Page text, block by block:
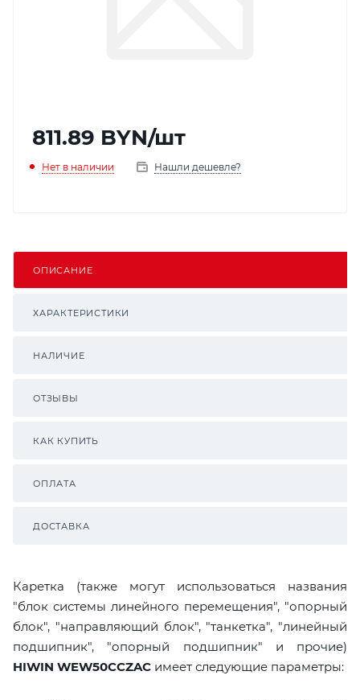
811.89 BYN/шт
Нет в наличии Нашли дешевле?
ОПИСАНИЕ
ХАРАКТЕРИСТИКИ
НАЛИЧИЕ
ОТЗЫВЫ
КАК КУПИТЬ
ОПЛАТА
ДОСТАВКА
Каретка (также могут использоваться названия
"блок системы линейного перемещения", "опорный
блок", "направляющий блок", "танкетка", "линейный
подшипник", "опорный подшипник" и прочие)
HIWIN WEW50CCZAC имеет следующие параметры: